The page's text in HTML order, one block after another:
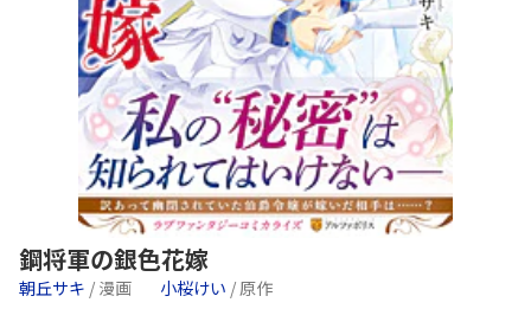
鋼将軍の銀色花嫁
朝丘サキ / 漫画 小桜けい / 原作